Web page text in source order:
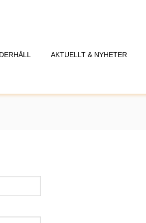
AKTUELLT & NYHETER